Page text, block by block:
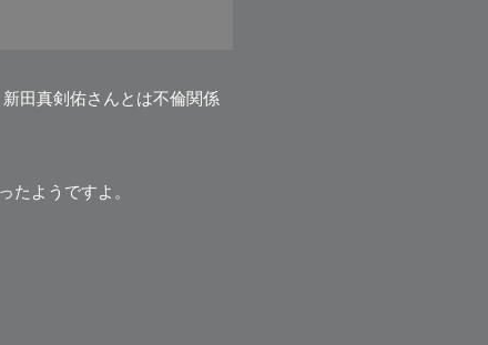
田真剣佑さんとは不倫関係
たようですよ。